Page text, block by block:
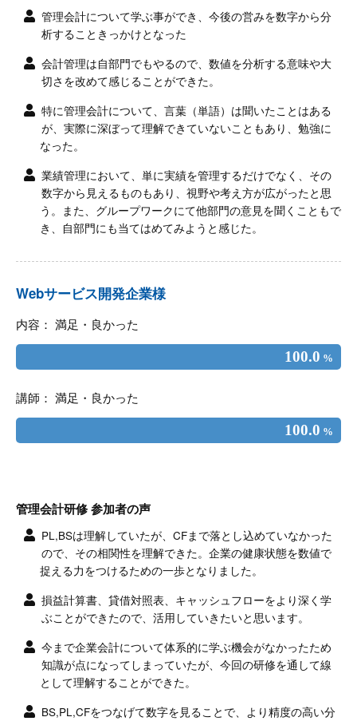
管理会計について学ぶ事ができ、今後の営みを数字から分
析することきっかけとなった
会計管理は自部門でもやるので、数値を分析する意味や大
切さを改めて感じることができた。
特に管理会計について、言葉（単語）は聞いたことはある
が、実際に深ぼって理解できていないこともあり、勉強に
なった。
業績管理において、単に実績を管理するだけでなく、その
数字から見えるものもあり、視野や考え方が広がったと思
う。また、グループワークにて他部門の意見を聞くこともで
き、自部門にも当てはめてみようと感じた。
Webサービス開発企業様
内容： 満足・良かった
100.0 %
講師： 満足・良かった
100.0 %
管理会計研修 参加者の声
PL,BSは理解していたが、CFまで落とし込めていなかった
ので、その相関性を理解できた。企業の健康状態を数値で
捉える力をつけるための一歩となりました。
損益計算書、貸借対照表、キャッシュフローをより深く学
ぶことができたので、活用していきたいと思います。
今まで企業会計について体系的に学ぶ機会がなかったため
知識が点になってしまっていたが、今回の研修を通して線
として理解することができた。
BS,PL,CFをつなげて数字を見ることで、より精度の高い分